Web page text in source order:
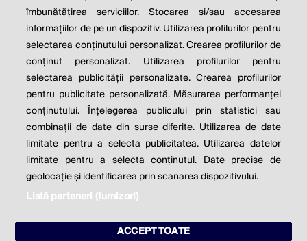
confidențialitate
Setări cookies
este parte a
îmbunătățirea serviciilor. Stocarea și/sau accesarea
informațiilor de pe un dispozitiv. Utilizarea profilurilor pentru
selectarea conținutului personalizat. Crearea profilurilor de
conținut personalizat. Utilizarea profilurilor pentru
selectarea publicității personalizate. Crearea profilurilor
pentru publicitate personalizată. Măsurarea performanței
conținutului. Înțelegerea publicului prin statistici sau
combinații de date din surse diferite. Utilizarea de date
limitate pentru a selecta publicitatea. Utilizarea datelor
limitate pentru a selecta conținutul. Date precise de
geolocație și identificarea prin scanarea dispozitivului.
Listă parteneri (furnizori)
ACCEPT TOATE